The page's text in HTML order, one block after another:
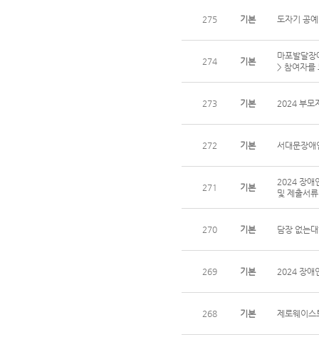
275 기본 도자기 공
274 기본
마포발달
> 참여자를
273 기본 2024 부모
272 기본 서대문장애
271 기본
2024 장애
및 제출서
270 기본 담장 없는
269 기본 2024 장애
268 기본 제로웨이스